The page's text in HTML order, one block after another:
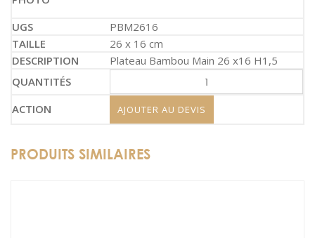
PBM2616
26 x 16 cm
Plateau Bambou Main 26 x16 H1,5
AJOUTER AU DEVIS
PRODUITS SIMILAIRES